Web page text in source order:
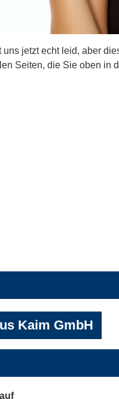
uns jetzt echt leid, aber
Seiten, die Sie oben in
Kaim GmbH